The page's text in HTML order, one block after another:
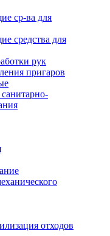
ср-ва для
средства для
рук
пригаров
отходов